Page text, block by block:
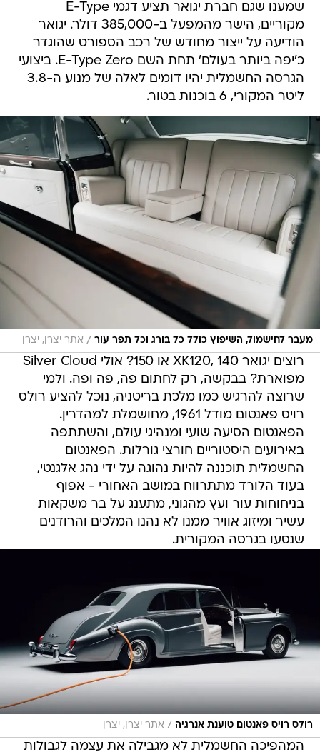
שמענו שגם חברת יגואר תציע דגמי E-Type
מקוריים, הישר מהמפעל ב-385,000 דולר. יגואר
הודיעה על ייצור מחודש של רכב הספורט שהוגדר
כ'יפה ביותר בעולם' תחת השם E-Type Zero. ביצועי
הגרסה החשמלית יהיו דומים לאלה של מנוע ה-3.8
ליטר המקורי, 6 בוכנות בטור.
מעבר לחישמול, השיפוץ כולל כל בורג וכל תפר עור / אתר יצרן, יצרן
רוצים יגואר XK120, 140 או 150? אולי Silver Cloud
מפוארת? בבקשה, רק לחתום פה, פה ופה. ולמי
שרוצה להרגיש כמו מלכת בריטניה, נוכל להציע רולס
רויס פאנטום מודל 1961, מחושמלת למהדרין.
הפאנטום הסיעה שועי ומנהיגי עולם, והשתתפה
באירועים היסטוריים חורצי גורלות. הפאנטום
החשמלית תוכננה להיות נהוגה על ידי נהג אלגנטי,
בעוד הלורד מתתרווח במושב האחורי - אפוף
בניחוחות עור ועץ מהגוני, מתענג על בר משקאות
עשיר ומיזוג אוויר ממנו לא נהנו המלכים והרודנים
שנסעו בגרסה המקורית.
רולס רויס פאנטום טוענת אנרגיה / אתר יצרן, יצרן
המהפיכה החשמלית לא מגבילה את עצמה לגבולות